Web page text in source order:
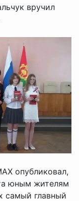
вручил
опубликовал,
юным жителям
самый главный